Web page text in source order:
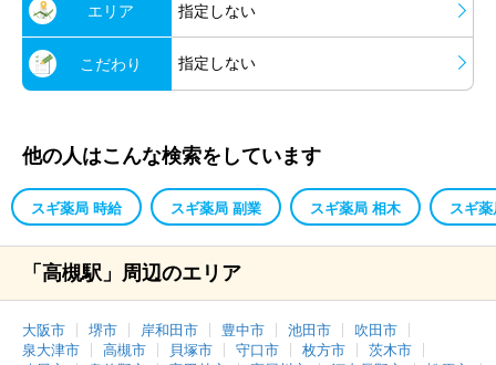
エリア 指定しない
こだわり 指定しない
他の人はこんな検索をしています
スギ薬局 時給 スギ薬局 副業 スギ薬局 相木 スギ
「高槻駅」周辺のエリア
大阪市 堺市 岸和田市 豊中市 池田市
吹田市
泉大津市
高槻市 貝塚市 守口市 枚方市
茨木市